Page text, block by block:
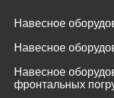
Навесное
Навесное
Навесное
фронтальных